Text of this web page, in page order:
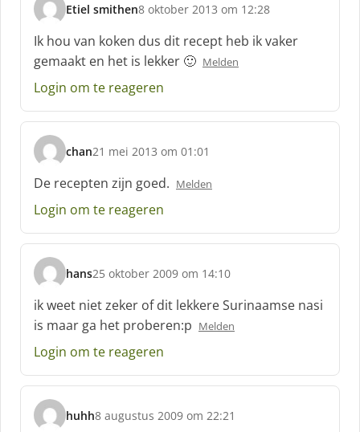
Etiel smithen
s
c
h
r
e
f
8 oktober 2013 om 12:28
Ik hou van koken dus dit recept heb ik vaker
gemaakt en het is lekker 🙂 Melden
Login om te reageren
chan
s
c
h
r
e
f
:
21 mei 2013 om 01:01
De recepten zijn goed. Melden
Login om te reageren
hans
s
c
h
r
e
f
25 oktober 2009 om 14:10
ik weet niet zeker of dit lekkere Surinaamse nasi
is maar ga het proberen:p Melden
Login om te reageren
huhh
s
8 augustus 2009 om 22:21